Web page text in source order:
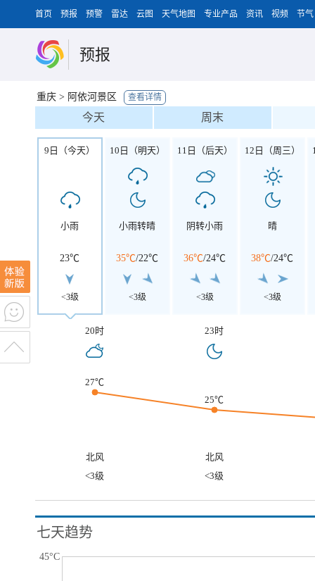
首页 预报 预警 雷达 云图 天气地图 专业产品 资讯 视频 节气
预报
重庆 > 阿依河景区 查看详情
今天 周末
9日（今天）
小雨
23℃
<3级
10日（明天）
小雨转晴
35℃/22℃
<3级
11日（后天）
阴转小雨
36℃/24℃
<3级
12日（周三）
晴
38℃/24℃
<3级
20时 23时
27℃
25℃
北风
北风
<3级
<3级
七天趋势
45°C